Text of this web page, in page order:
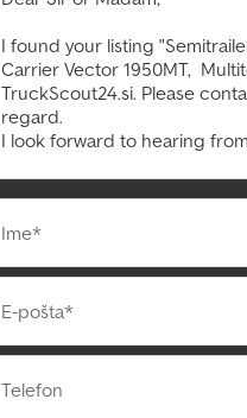
Ime*
E-pošta*
Telefon